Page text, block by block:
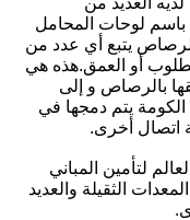
باسم لوحات المحامل
يتبع أي عدد من
أو العمق.هذه هي
بالرصاص و إلى
الكومة يتم دمجها في
اتصال أخرى.
لتأمين المباني
الثقيلة والعديد